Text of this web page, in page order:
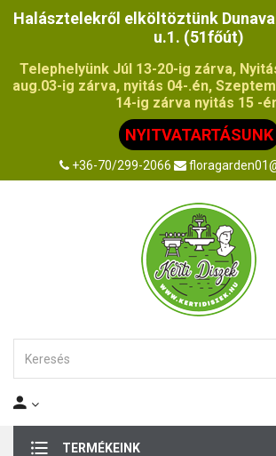
Halásztelekről elköltöztünk
u.1. (51főút)
Telephelyünk Júl 13-20-ig zárva,
aug.03-ig zárva, nyitás 04-.én,
14-ig zárva nyitás 15 -
NYITVATARTÁSUNK
+36-70/299-2066
TERMÉKEINK